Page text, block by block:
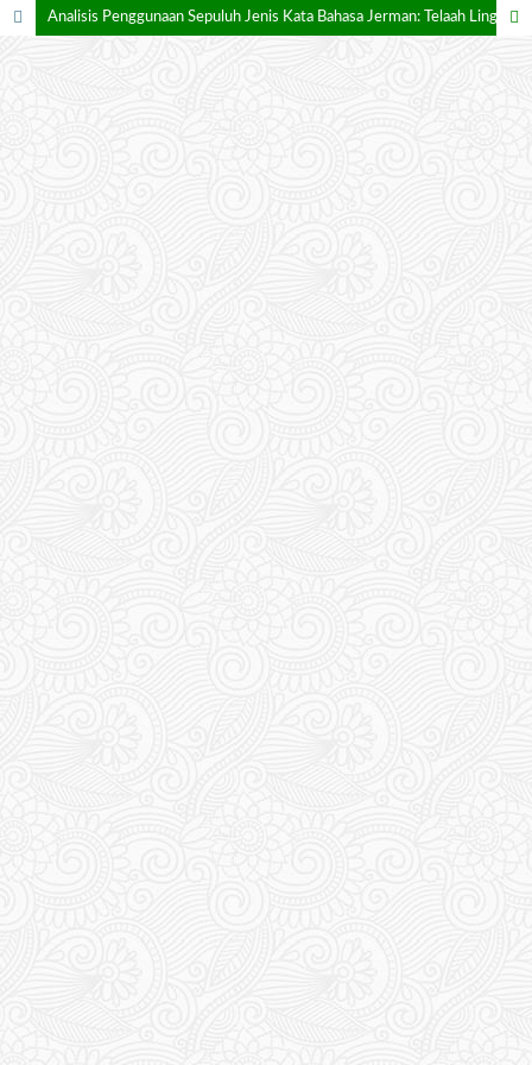
Analisis Penggunaan Sepuluh Jenis Kata Bahasa Jerman: Telaah Linguistik dalam Cerpen ,,Es War Einmal”